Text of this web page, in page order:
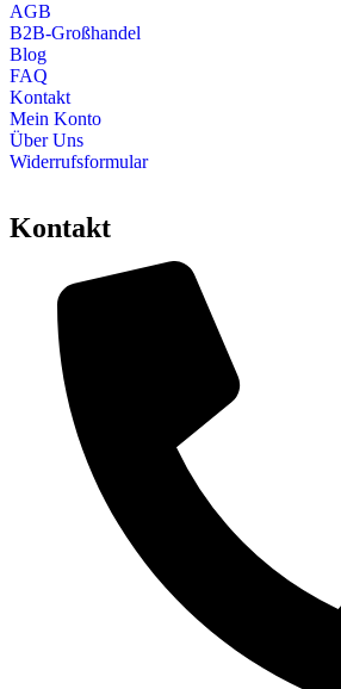
AGB
B2B-Großhandel
Blog
FAQ
Kontakt
Mein Konto
Über Uns
Widerrufsformular
Kontakt